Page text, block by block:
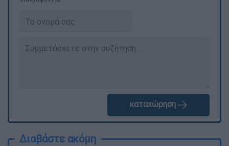
καταχώρηση
Διαβάστε ακόμη